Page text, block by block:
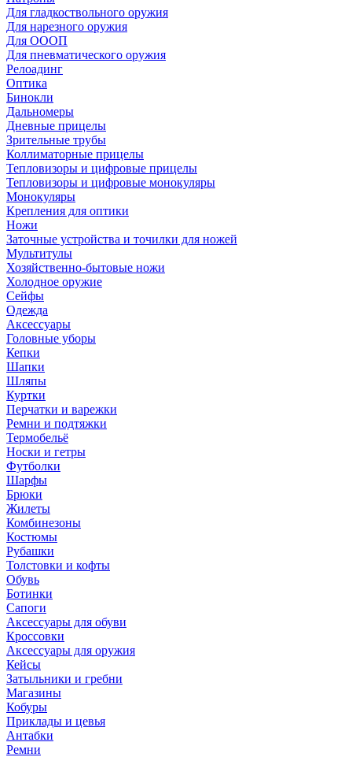
Для гладкоствольного оружия
Для нарезного оружия
Для ОООП
Для пневматического оружия
Релоадинг
Оптика
Бинокли
Дальномеры
Дневные прицелы
Зрительные трубы
Коллиматорные прицелы
Тепловизоры и цифровые прицелы
Тепловизоры и цифровые монокуляры
Монокуляры
Крепления для оптики
Ножи
Заточные устройства и точилки для ножей
Мультитулы
Хозяйственно-бытовые ножи
Холодное оружие
Сейфы
Одежда
Аксессуары
Головные уборы
Кепки
Шапки
Шляпы
Куртки
Перчатки и варежки
Ремни и подтяжки
Термобельё
Носки и гетры
Футболки
Шарфы
Брюки
Жилеты
Комбинезоны
Костюмы
Рубашки
Толстовки и кофты
Обувь
Ботинки
Сапоги
Аксессуары для обуви
Кроссовки
Аксессуары для оружия
Кейсы
Затыльники и гребни
Магазины
Кобуры
Приклады и цевья
Антабки
Ремни